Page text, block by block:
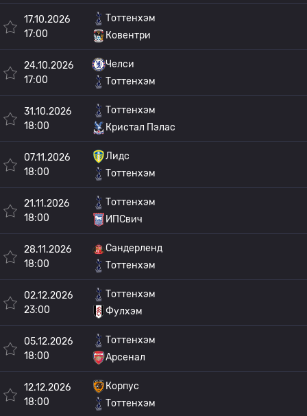
17.10.2026
17:00
Тоттенхэм
Ковентри
24.10.2026
17:00
Челси
Тоттенхэм
31.10.2026
18:00
Тоттенхэм
Кристал Пэлас
07.11.2026
18:00
Лидс
Тоттенхэм
21.11.2026
18:00
Тоттенхэм
ИПСвич
28.11.2026
18:00
Сандерленд
Тоттенхэм
02.12.2026
23:00
Тоттенхэм
Фулхэм
05.12.2026
18:00
Тоттенхэм
Арсенал
12.12.2026
18:00
Корпус
Тоттенхэм